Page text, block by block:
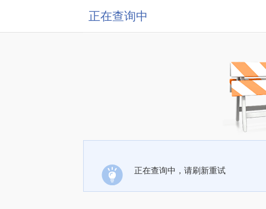
正在查询中
正在查询中，请刷新重试